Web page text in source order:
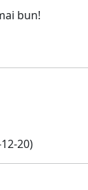
bun!
20)